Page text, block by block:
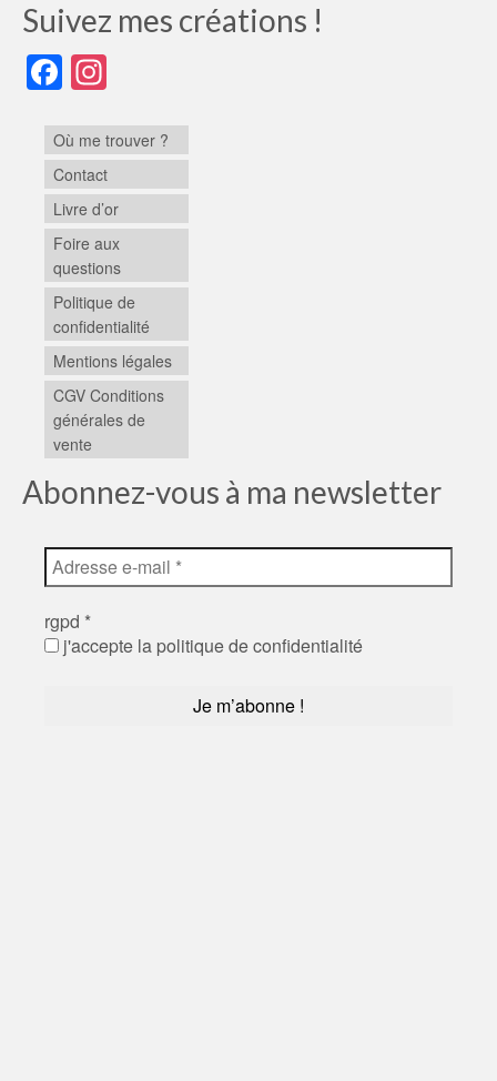
Suivez mes créations !
Facebook
Où me trouver ?
Contact
Livre d’or
Foire aux
questions
Politique de
confidentialité
Mentions légales
CGV Conditions
générales de
vente
Abonnez-vous à ma newsletter
rgpd *
j'accepte la politique de confidentialité